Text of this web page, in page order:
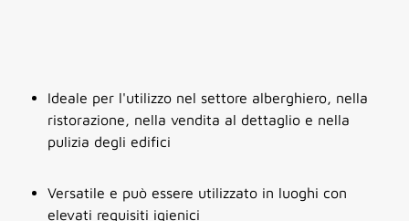
Ideale per l'utilizzo nel settore alberghiero, nella
ristorazione, nella vendita al dettaglio e nella
pulizia degli edifici
Versatile e può essere utilizzato in luoghi con
elevati requisiti igienici